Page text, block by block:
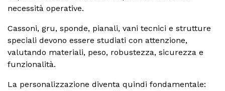
necessità operative.
Cassoni, gru, sponde, pianali, vani tecnici e strutture
speciali devono essere studiati con attenzione,
valutando materiali, peso, robustezza, sicurezza e
funzionalità.
La personalizzazione diventa quindi fondamentale: